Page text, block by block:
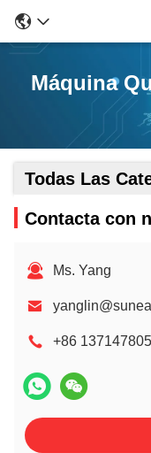
Máquina
Todas Las
Contacta con
Ms. Yang
+86